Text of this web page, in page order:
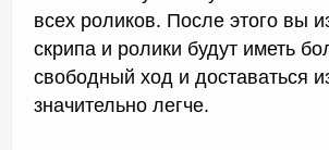
всех роликов. После этого вы
скрипа и ролики будут иметь
свободный ход и доставаться
значительно легче.